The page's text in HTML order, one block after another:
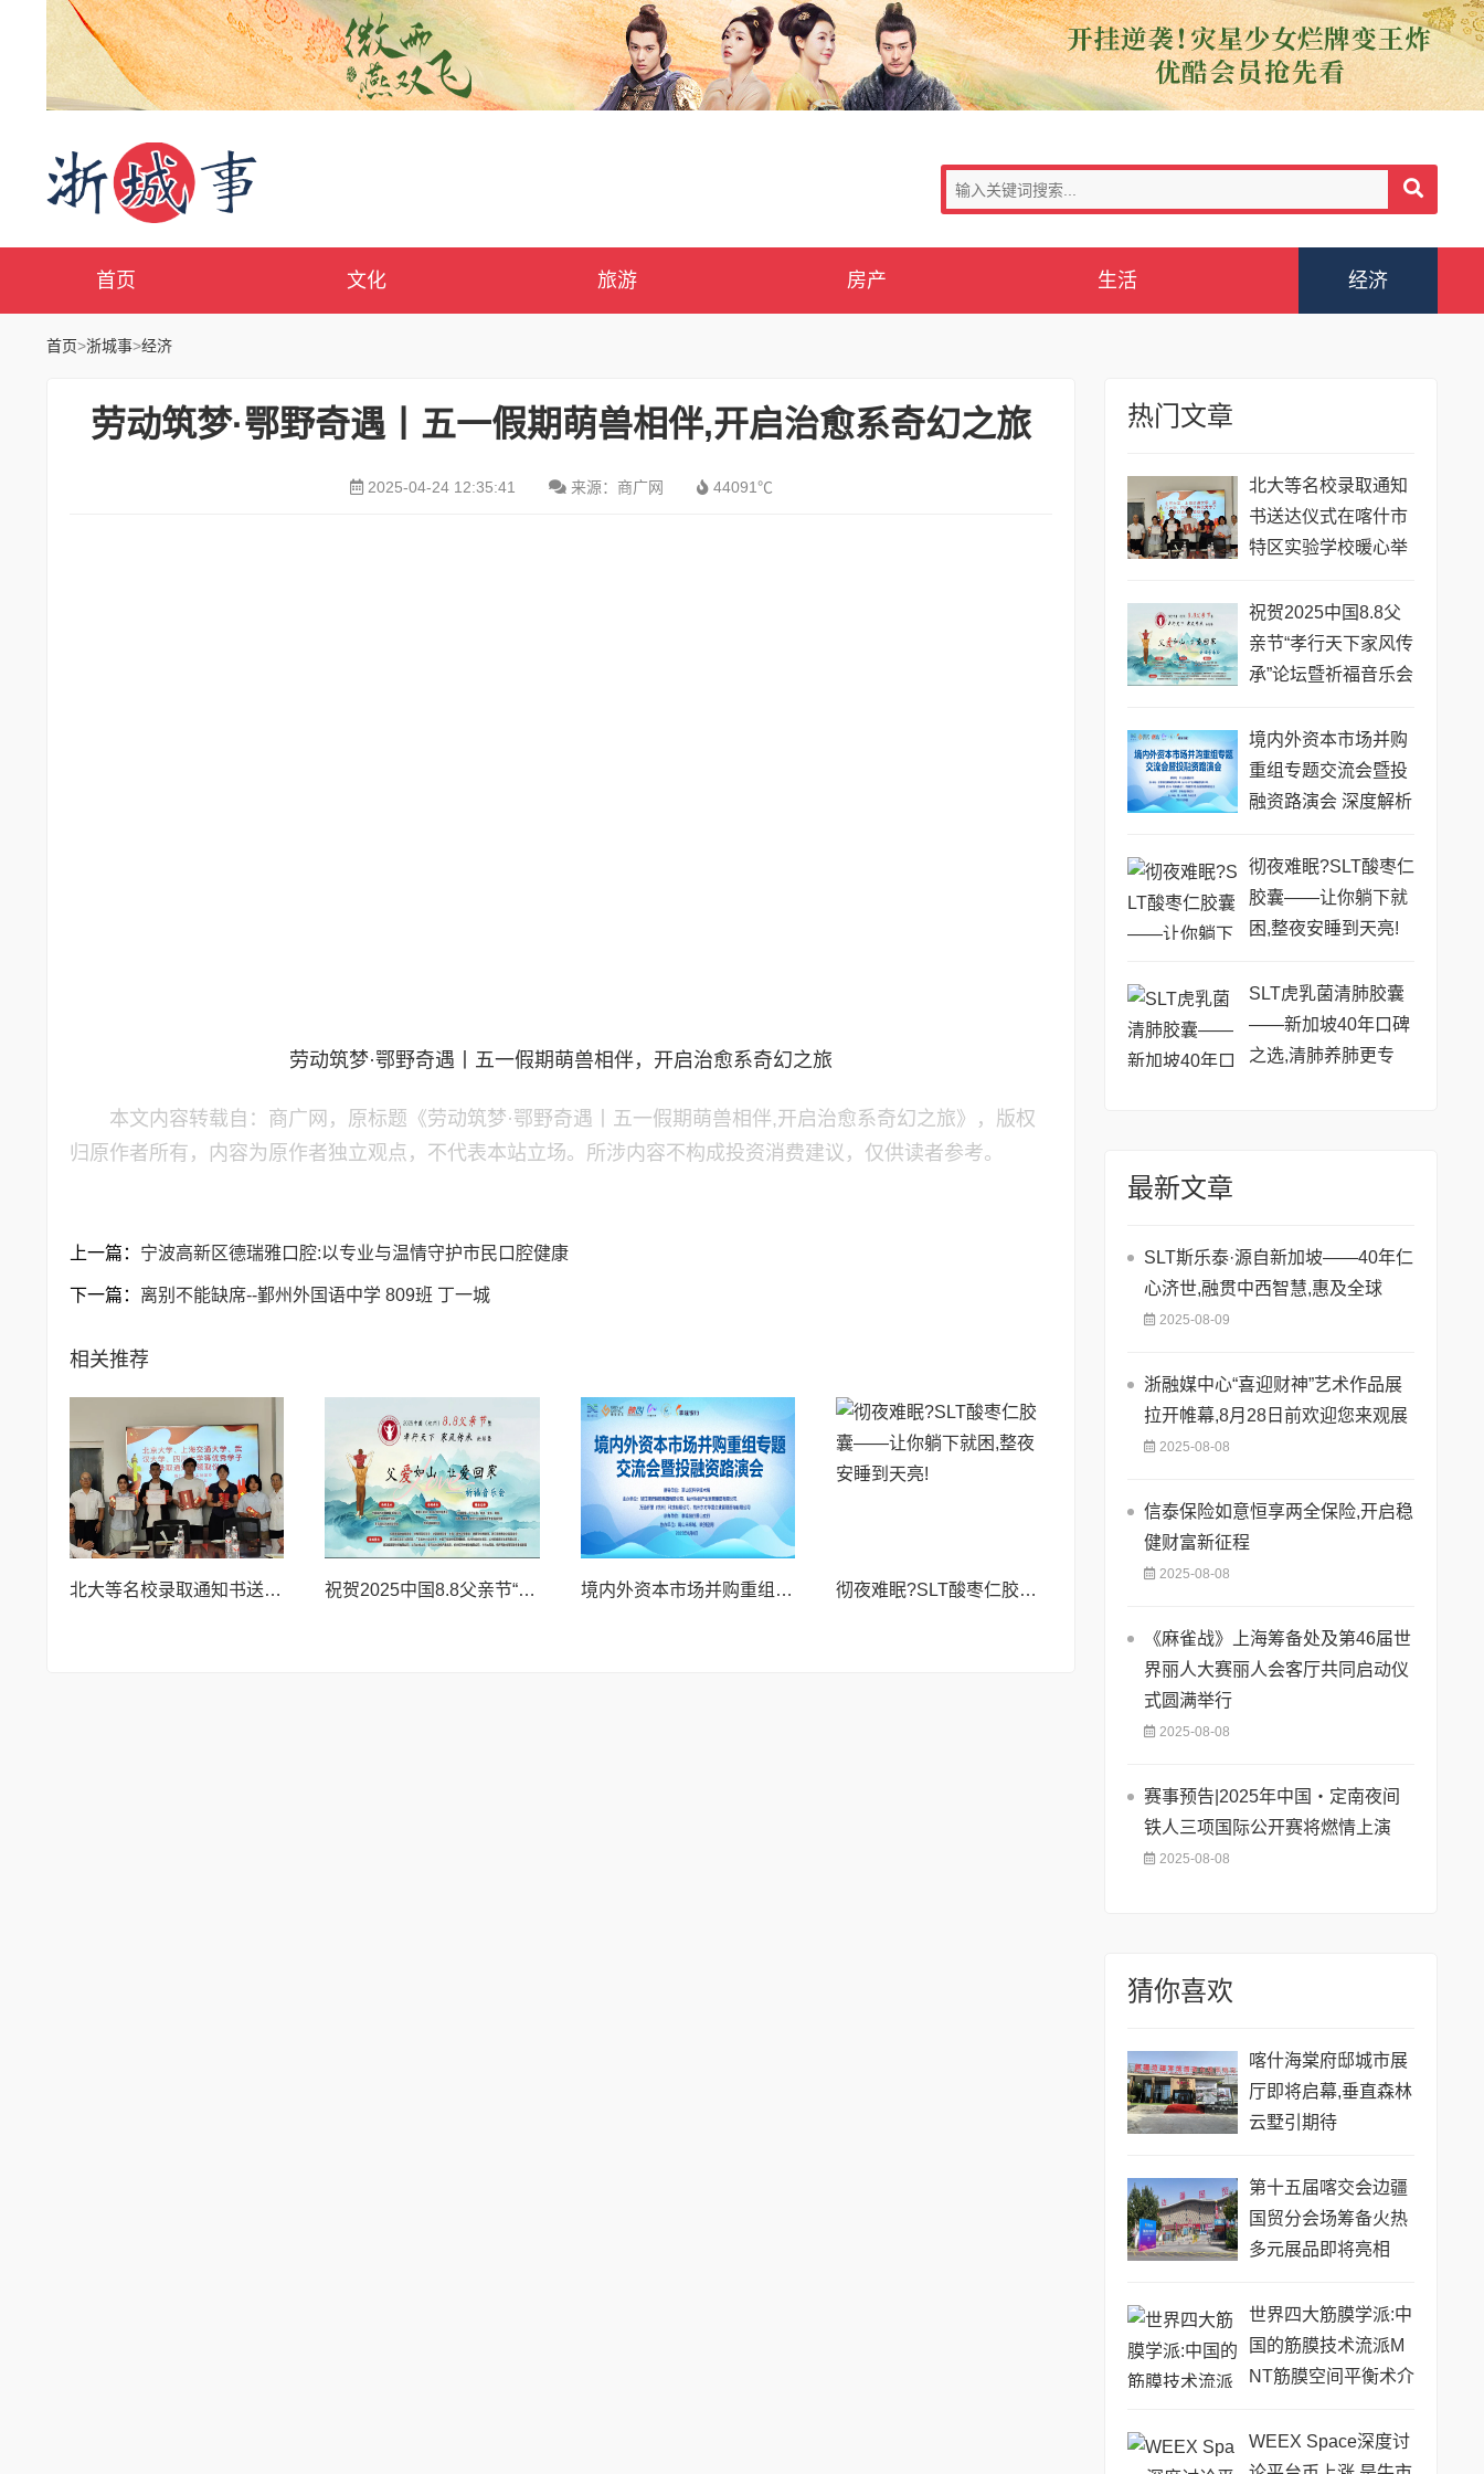
首页 文化 旅游 房产 生活 经济
首页>浙城事>经济
劳动筑梦·鄂野奇遇丨五一假期萌兽相伴,开启治愈系奇幻之旅
2025-04-24 12:35:41 来源：商广网 44091℃
劳动筑梦·鄂野奇遇丨五一假期萌兽相伴，开启治愈系奇幻之旅
本文内容转载自：商广网，原标题《劳动筑梦·鄂野奇遇丨五一假期萌兽相伴,开启治愈系奇幻之旅》，版权
归原作者所有，内容为原作者独立观点，不代表本站立场。所涉内容不构成投资消费建议，仅供读者参考。
上一篇： 宁波高新区德瑞雅口腔:以专业与温情守护市民口腔健康
下一篇： 离别不能缺席--鄞州外国语中学 809班 丁一城
相关推荐
北大等名校录取通知书送达仪式在喀什市特区实验学校暖心举行 祝贺2025中国8.8父亲节“孝行天下家风传承”论坛暨祈福音乐会圆满成功 境内外资本市场并购重组专题交流会暨投融资路演会 深度解析驱动企业资本战略升级 彻夜难眠?SLT酸枣仁胶囊——让你躺下就困,整夜安睡到天亮!
热门文章
北大等名校录取通知
书送达仪式在喀什市
特区实验学校暖心举
祝贺2025中国8.8父
亲节“孝行天下家风传
承”论坛暨祈福音乐会
境内外资本市场并购
重组专题交流会暨投
融资路演会 深度解析
级
彻夜难眠?SLT酸枣仁
胶囊——让你躺下就
困,整夜安睡到天亮!
SLT虎乳菌清肺胶囊
——新加坡40年口碑
之选,清肺养肺更专
最新文章
SLT斯乐泰·源自新加坡——40年仁
心济世,融贯中西智慧,惠及全球
2025-08-09
浙融媒中心“喜迎财神”艺术作品展
拉开帷幕,8月28日前欢迎您来观展
2025-08-08
信泰保险如意恒享两全保险,开启稳
健财富新征程
2025-08-08
《麻雀战》上海筹备处及第46届世
界丽人大赛丽人会客厅共同启动仪
式圆满举行
2025-08-08
赛事预告|2025年中国・定南夜间
铁人三项国际公开赛将燃情上演
2025-08-08
猜你喜欢
喀什海棠府邸城市展
厅即将启幕,垂直森林
云墅引期待
第十五届喀交会边疆
国贸分会场筹备火热
多元展品即将亮相
世界四大筋膜学派:中
国的筋膜技术流派M
NT筋膜空间平衡术介
WEEX Space深度讨